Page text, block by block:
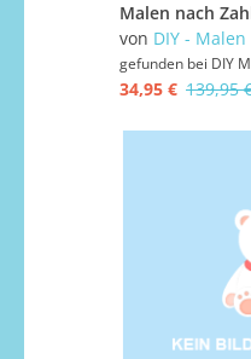
von DIY -
gefunden bei DIY
34,95 € 139,95